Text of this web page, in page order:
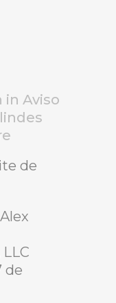
in Aviso
de
de